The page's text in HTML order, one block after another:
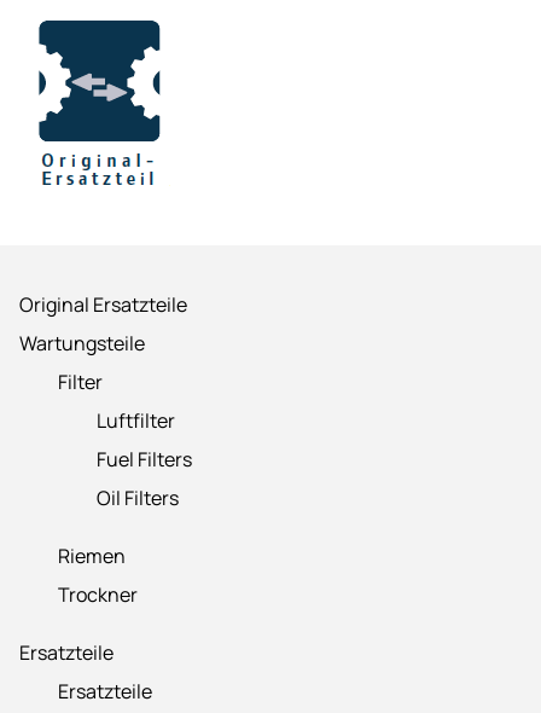
Original Ersatzteile
Wartungsteile
Filter
Luftfilter
Fuel Filters
Oil Filters
Riemen
Trockner
Ersatzteile
Ersatzteile